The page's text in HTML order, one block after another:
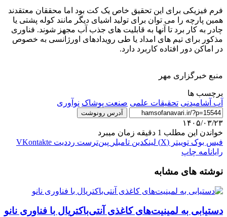
فرم فیزیکی برای این تحقیق خاص یک کت بود اما محققان معتقدند
همین پارچه را می توان برای تولید اشیای دیگر مانند کوله پشتی یا
چادر به کار برد تا آنها به قابلیت های جذب آب مجهز شوند. فناوری
مذکور برای تیم های امداد یا طی رویدادهای اورژانسی به خصوص
در اماکن دور افتاده کاربرد دارد.
منبع خبرگزاری مهر
برچسب ها
آب آشامیدنی تحقیقات علمی صنعت پوشاک نوآوری
آدرس رونوشت
۱۴۰۵/۰۳/۲۳
خواندن این مطلب 1 دقیقه زمان میبرد
فیس بوک توییتر (X) لینکدین ‫تامبلر ‫پین‌ترست ‫رددیت ‫VKontakte
رایانامه چاپ
نوشته های مشابه
دستیابی به لمینیت‌های کاغذی آنتی‌باکتریال با فناوری نانو